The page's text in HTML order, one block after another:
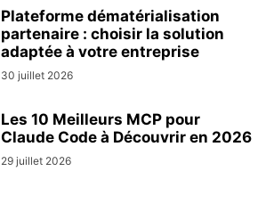
Plateforme dématérialisation
partenaire : choisir la solution
adaptée à votre entreprise
30 juillet 2026
Les 10 Meilleurs MCP pour
Claude Code à Découvrir en 2026
29 juillet 2026